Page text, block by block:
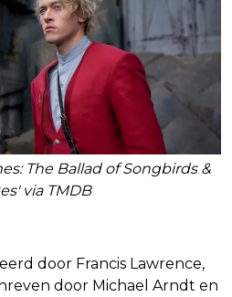
The Ballad of Songbirds &
via TMDB
door Francis Lawrence,
door Michael Arndt en